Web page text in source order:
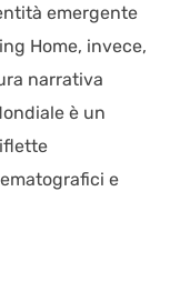
emergente
Home, invece,
narrativa
è un
e